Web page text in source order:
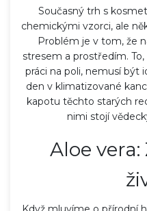
Současný trh s
chemickými vzorci, ale
Problém je v tom, že
stresem a prostředím.
práci na poli, nemusí být
den v klimatizované
kapotu těchto starých
nimi stojí
Aloe